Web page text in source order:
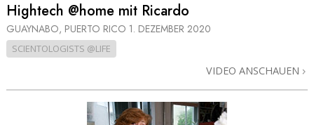
Hightech @home mit Ricardo
GUAYNABO, PUERTO RICO 1. DEZEMBER 2020
SCIENTOLOGISTS @LIFE
VIDEO ANSCHAUEN